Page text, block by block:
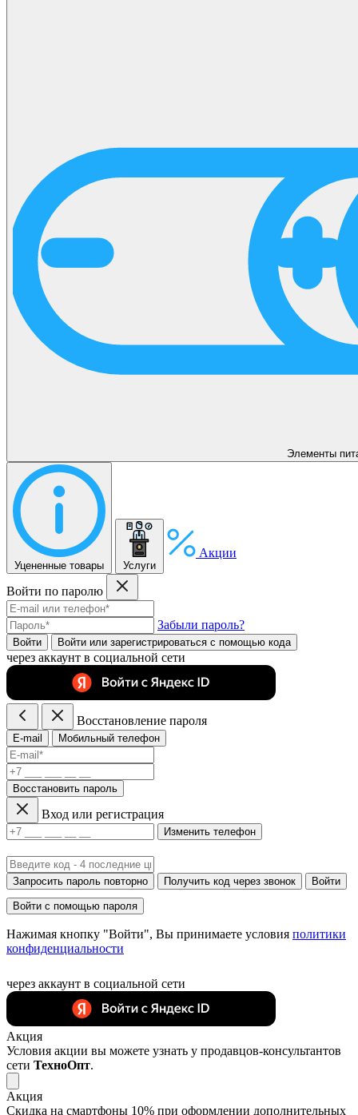
Элементы
Уцененные товары Услуги
Акции
Войти по паролю
Забыли пароль?
Войти Войти или зарегистрироватьcя с помощью кода
через аккаунт в социальной сети
Восстановление пароля
E-mail Мобильный телефон
Восстановить пароль
Вход или регистрация
Изменить телефон
Запросить пароль повторно Получить код через звонок Войти
Войти с помощью пароля
Нажимая кнопку "Войти", Вы принимаете условия политики
конфиденциальности
через аккаунт в социальной сети
Акция
Условия акции вы можете узнать у продавцов-консультантов
сети ТехноОпт.
Акция
Скидка на смартфоны 10% при оформлении дополнительных